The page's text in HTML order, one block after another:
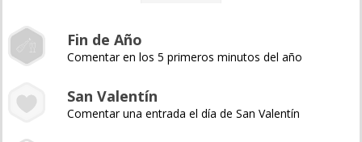
Fin de Año
Comentar en los 5 primeros minutos del año
San Valentín
Comentar una entrada el día de San Valentín